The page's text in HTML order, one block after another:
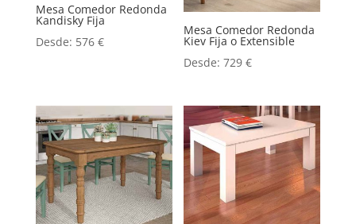
Mesa Comedor Redonda
Kandisky Fija
Desde: 576 €
Mesa Comedor Redonda
Kiev Fija o Extensible
Desde:729€